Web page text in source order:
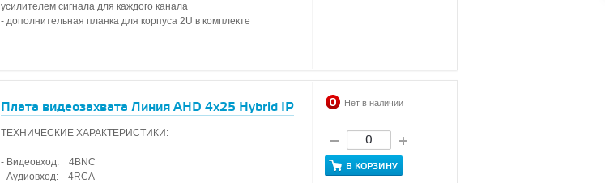
усилителем сигнала для каждого канала
- дополнительная планка для корпуса 2U в комплекте
Плата видеозахвата Линия AHD 4x25 Hybrid IP
ТЕХНИЧЕСКИЕ ХАРАКТЕРИСТИКИ:
- Видеовход: 4BNC
- Аудиовход: 4RCA
Нет в наличии
В КОРЗИНУ